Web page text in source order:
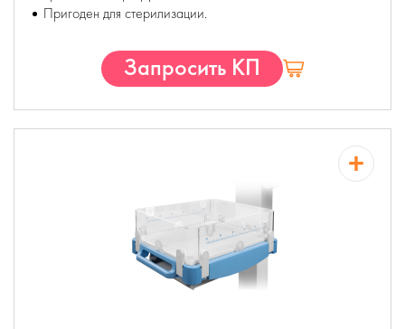
Пригоден для стерилизации.
Запросить КП